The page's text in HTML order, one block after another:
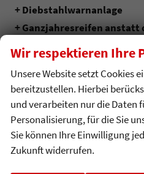
+ Diebstahlwarnanlage
+ Ganzjahresreifen anstatt
montierten Sommerreifen
+ Heckscheibe und hintere
abgedunkelt
+ Lendenwirbelstützen
+ Navigationssystem
+ Navigationssystem
+ Nebelscheinwerfer und
+ Panorama- Ausstell-/
Wir respektieren Ihre
Unsere Website setzt Cookies
bereitzustellen. Hierbei
und verarbeiten nur die Daten
Personalisierung, für die Sie
Sie können Ihre Einwilligung
Zukunft widerrufen.